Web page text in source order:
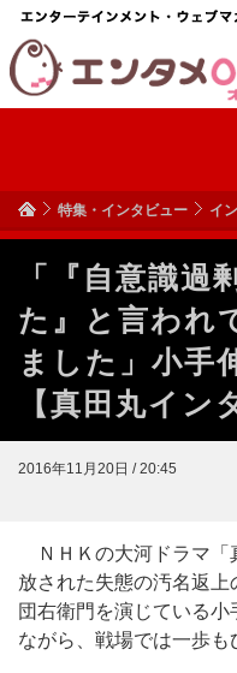
特集・インタビュー イ
「『自意識過
た』と言われ
ました」小手
【真田丸イン
2016年11月20日 / 20:45
ＮＨＫの大河ドラマ「
放された失態の汚名返
団右衛門を演じている
ながら、戦場では一歩も